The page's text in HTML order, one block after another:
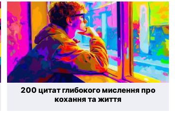
200 цитат глибокого мислення про
кохання та життя